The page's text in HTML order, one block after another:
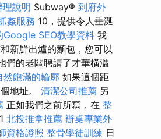
理說明 Subway® 到府外
姦服務 10，提供令人垂涎
Google SEO教學資料 我
新鮮出爐的麵包，您可以
們的老闆聘請了才華橫溢
然飽滿的輪廓 如果這個距
地址。 清潔公司推薦 另
正如我們之前所寫，在 整
北投推拿推薦 辦桌專業外
資格證照 整骨學徒訓練 日